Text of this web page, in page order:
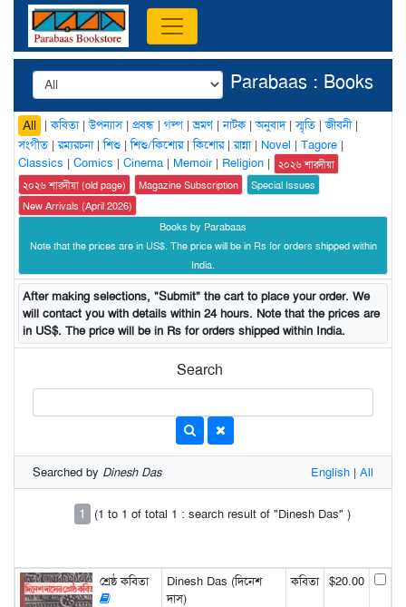
Parabaas : Books
All |কবিতা|উপন্যাস| প্রবন্ধ | গল্প |ভ্রমণ|নাটক |অনুবাদ|স্মৃতি |জীবনী|
সংগীত |রম্যরচনা|শিশু |শিশু/কিশোর|কিশোর|রান্না| Novel | Tagore |
Classics | Comics | Cinema | Memoir| Religion |
২০২৬ শারদীয়া
২০২৬ শারদীয়া (old page)
Magazine Subscription
Special Issues
New Arrivals (April 2026)
Books by Parabaas
Note that the prices are in US$. The price will be in Rs for orders shipped within
India.
After making selections, "Submit" the cart to place your order. We
will contact you with details within 24 hours. Note that the prices are
in US$. The price will be in Rs for orders shipped within India.
Search
Searched by Dinesh Das English | All
1 (1 to 1 of total 1 : search result of "Dinesh Das" )
শ্রেষ্ঠ কবিতা
Dinesh Das (দিনেশ
দাস)
কবিতা $20.00